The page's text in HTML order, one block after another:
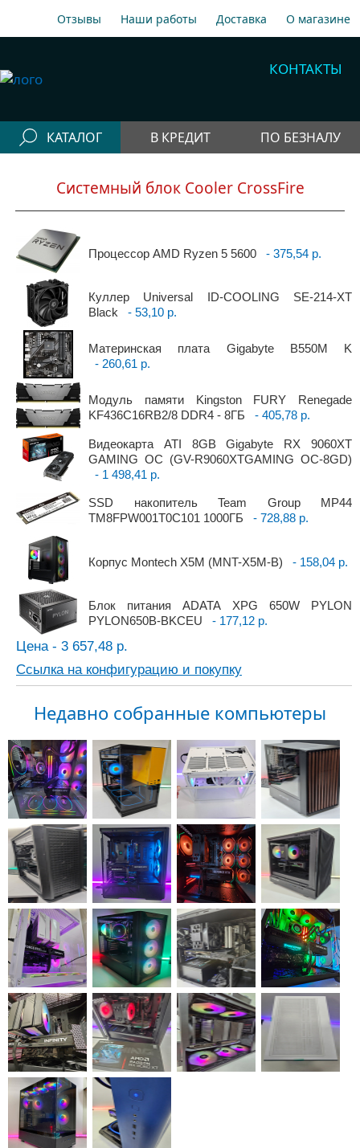
Отзывы Наши работы Доставка О магазине
КОНТАКТЫ
A1 +375 29 198-70-77
Гор +375 17 256-18-09
КАТАЛОГ В КРЕДИТ ПО БЕЗНАЛУ
Компьютеры
Системные
блоки
Рабочие станции
Моноблоки
Периферия
Собрать компьютер онлайн
Системный блок Cooler CrossFire
Процессор AMD Ryzen 5 5600 - 375,54 р.
Куллер Universal ID-COOLING SE-214-XT
Black
- 53,10 р.
Материнская плата Gigabyte B550M K
- 260,61 р.
Модуль памяти Kingston FURY Renegade
KF436C16RB2/8 DDR4 - 8ГБ
- 405,78 р.
Видеокарта ATI 8GB Gigabyte RX 9060XT
GAMING OC (GV-R9060XTGAMING OC-8GD)
- 1 498,41 р.
SSD накопитель Team Group MP44
TM8FPW001T0C101 1000ГБ
- 728,88 р.
Корпус Montech X5M (MNT-X5M-B) - 158,04 р.
Блок питания ADATA XPG 650W PYLON
PYLON650B-BKCEU
- 177,12 р.
Цена - 3 657,48 р.
Ссылка на конфигурацию и покупку
Недавно собранные компьютеры